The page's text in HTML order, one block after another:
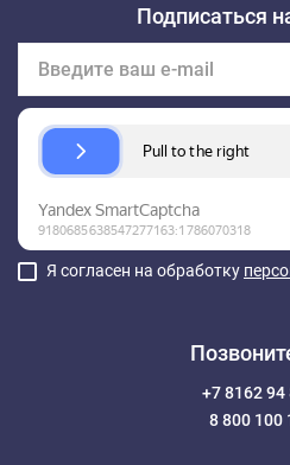
Подписаться
Я согласен на обработку
+7 8162 94
8 800 100